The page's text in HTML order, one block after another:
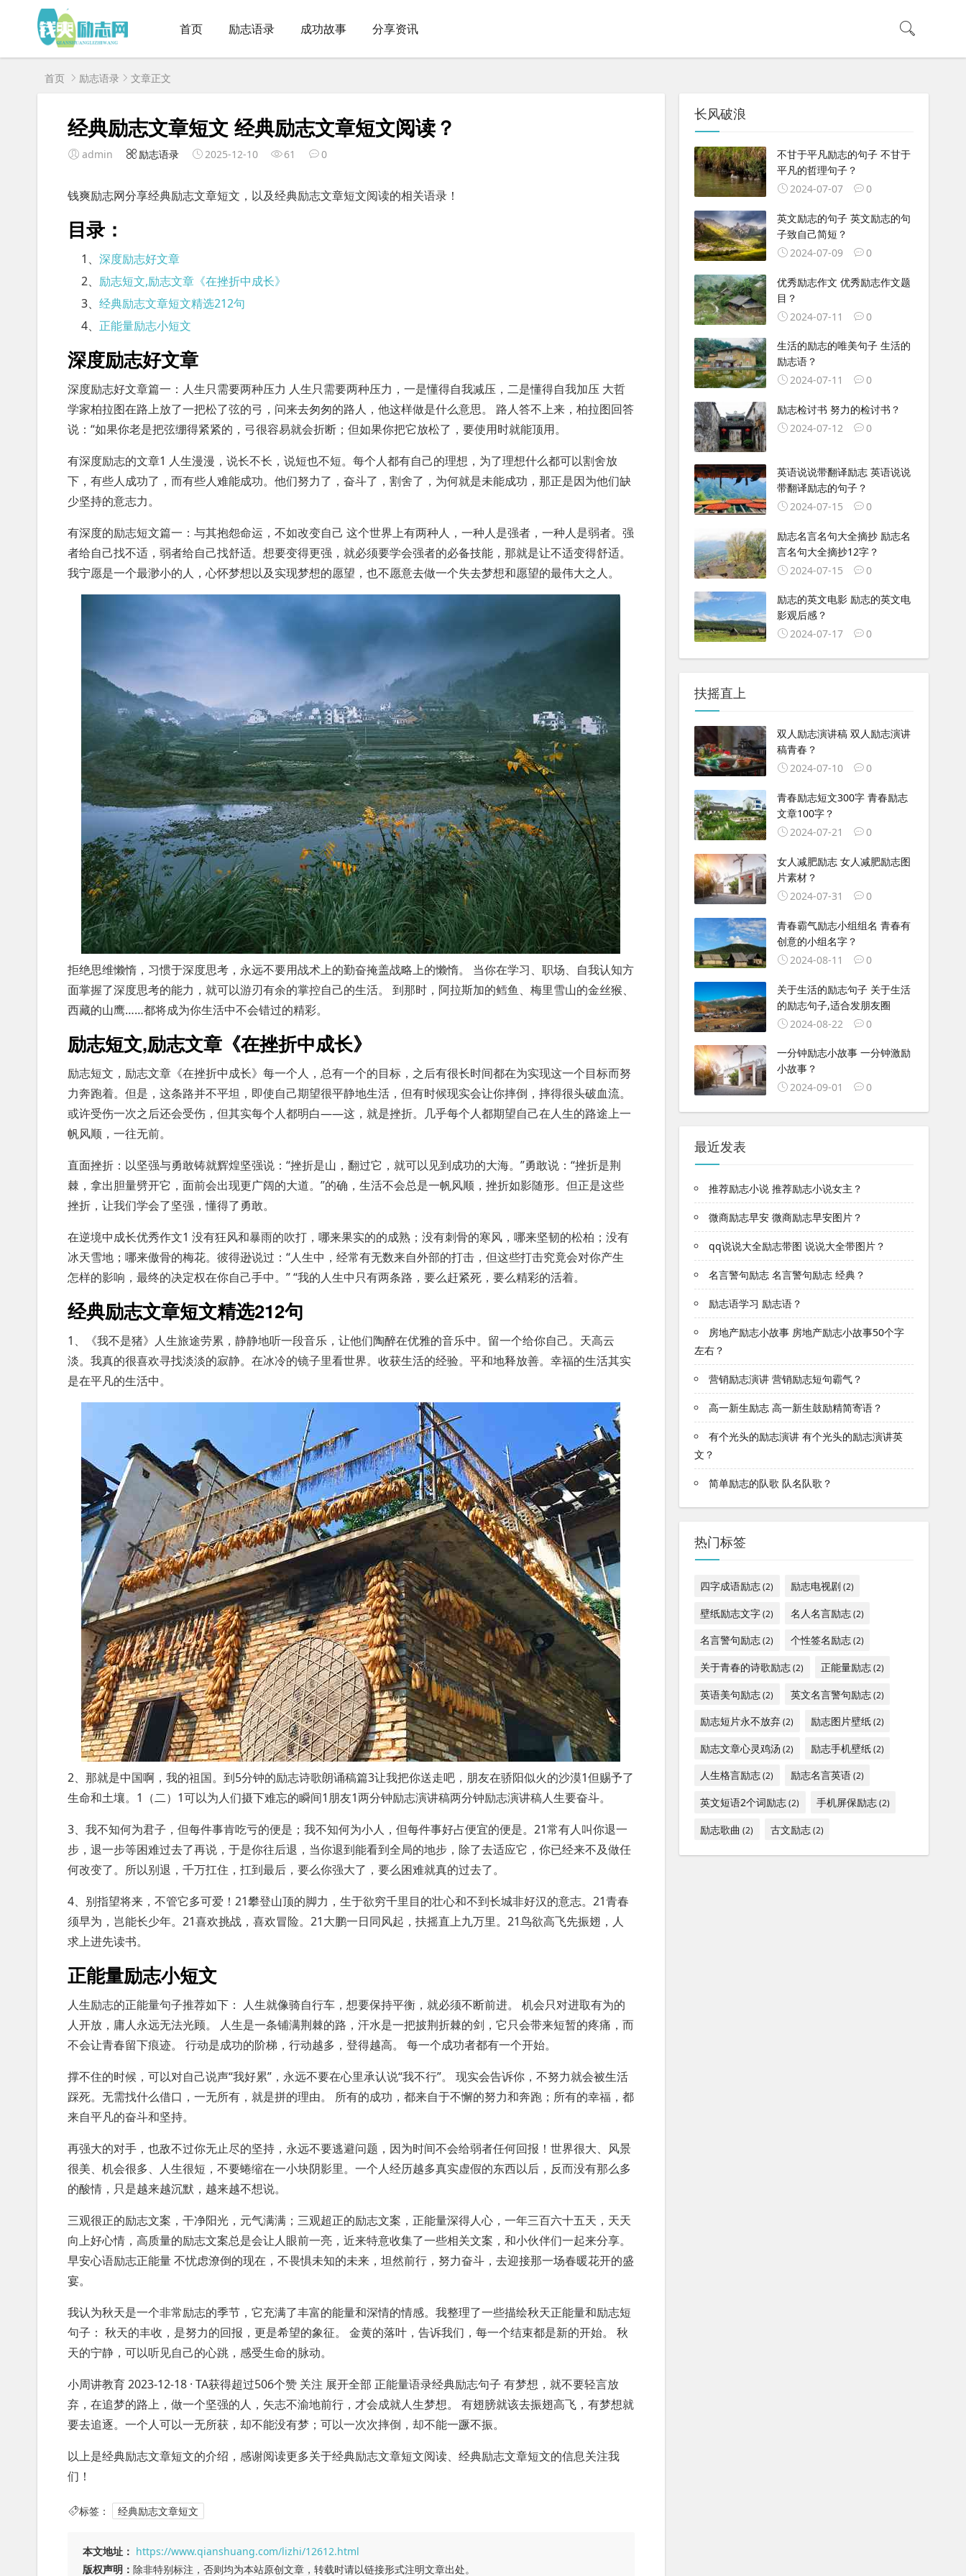
首页 励志语录 成功故事 分享资讯
首页 励志语录 文章正文
经典励志文章短文 经典励志文章短文阅读？
admin 励志语录 2025-12-10 61 0
钱爽励志网分享经典励志文章短文，以及经典励志文章短文阅读的相关语录！
目录：
1、深度励志好文章
2、 励志短文,励志文章《在挫折中成长》
3、经典励志文章短文精选212句
4、 正能量励志小短文
深度励志好文章
深度励志好文章篇一：人生只需要两种压力 人生只需要两种压力，一是懂得自我减压，二是懂得自我加压 大哲
学家柏拉图在路上放了一把松了弦的弓，问来去匆匆的路人，他这样做是什么意思。 路人答不上来，柏拉图回答
说：“如果你老是把弦绷得紧紧的，弓很容易就会折断；但如果你把它放松了，要使用时就能顶用。
有深度励志的文章1 人生漫漫，说长不长，说短也不短。每个人都有自己的理想，为了理想什么都可以割舍放
下，有些人成功了，而有些人难能成功。他们努力了，奋斗了，割舍了，为何就是未能成功，那正是因为他们缺
少坚持的意志力。
有深度的励志短文篇一：与其抱怨命运，不如改变自己 这个世界上有两种人，一种人是强者，一种人是弱者。强
者给自己找不适，弱者给自己找舒适。想要变得更强，就必须要学会强者的必备技能，那就是让不适变得舒适。
我宁愿是一个最渺小的人，心怀梦想以及实现梦想的愿望，也不愿意去做一个失去梦想和愿望的最伟大之人。
拒绝思维懒惰，习惯于深度思考，永远不要用战术上的勤奋掩盖战略上的懒惰。 当你在学习、职场、自我认知方
面掌握了深度思考的能力，就可以游刃有余的掌控自己的生活。 到那时，阿拉斯加的鳕鱼、梅里雪山的金丝猴、
西藏的山鹰……都将成为你生活中不会错过的精彩。
励志短文,励志文章《在挫折中成长》
励志短文，励志文章《在挫折中成长》每一个人，总有一个的目标，之后有很长时间都在为实现这一个目标而努
力奔跑着。但是，这条路并不平坦，即使自己期望很平静地生活，但有时候现实会让你摔倒，摔得很头破血流。
或许受伤一次之后还会受伤，但其实每个人都明白——这，就是挫折。几乎每个人都期望自己在人生的路途上一
帆风顺，一往无前。
直面挫折：以坚强与勇敢铸就辉煌坚强说：“挫折是山，翻过它，就可以见到成功的大海。”勇敢说：“挫折是荆
棘，拿出胆量劈开它，面前会出现更广阔的大道。”的确，生活不会总是一帆风顺，挫折如影随形。但正是这些
挫折，让我们学会了坚强，懂得了勇敢。
在逆境中成长优秀作文1 没有狂风和暴雨的吹打，哪来果实的的成熟；没有刺骨的寒风，哪来坚韧的松柏；没有
冰天雪地；哪来傲骨的梅花。彼得逊说过：“人生中，经常有无数来自外部的打击，但这些打击究竟会对你产生
怎样的影响，最终的决定权在你自己手中。” “我的人生中只有两条路，要么赶紧死，要么精彩的活着。
经典励志文章短文精选212句
1、《我不是猪》人生旅途劳累，静静地听一段音乐，让他们陶醉在优雅的音乐中。留一个给你自己。天高云
淡。我真的很喜欢寻找淡淡的寂静。在冰冷的镜子里看世界。收获生活的经验。平和地释放善。幸福的生活其实
是在平凡的生活中。
2、那就是中国啊，我的祖国。到5分钟的励志诗歌朗诵稿篇3让我把你送走吧，朋友在骄阳似火的沙漠1但赐予了
生命和土壤。1（二）1可以为人们摄下难忘的瞬间1朋友1两分钟励志演讲稿两分钟励志演讲稿人生要奋斗。
3、我不知何为君子，但每件事肯吃亏的便是；我不知何为小人，但每件事好占便宜的便是。21常有人叫你退一
步，退一步等困难过去了再说，于是你往后退，当你退到能看到全局的地步，除了去适应它，你已经来不及做任
何改变了。所以别退，千万扛住，扛到最后，要么你强大了，要么困难就真的过去了。
4、别指望将来，不管它多可爱！21攀登山顶的脚力，生于欲穷千里目的壮心和不到长城非好汉的意志。21青春
须早为，岂能长少年。21喜欢挑战，喜欢冒险。21大鹏一日同风起，扶摇直上九万里。21鸟欲高飞先振翅，人
求上进先读书。
正能量励志小短文
人生励志的正能量句子推荐如下： 人生就像骑自行车，想要保持平衡，就必须不断前进。 机会只对进取有为的
人开放，庸人永远无法光顾。 人生是一条铺满荆棘的路，汗水是一把披荆折棘的剑，它只会带来短暂的疼痛，而
不会让青春留下痕迹。 行动是成功的阶梯，行动越多，登得越高。 每一个成功者都有一个开始。
撑不住的时候，可以对自己说声“我好累”，永远不要在心里承认说“我不行”。 现实会告诉你，不努力就会被生活
踩死。无需找什么借口，一无所有，就是拼的理由。 所有的成功，都来自于不懈的努力和奔跑；所有的幸福，都
来自平凡的奋斗和坚持。
再强大的对手，也敌不过你无止尽的坚持，永远不要逃避问题，因为时间不会给弱者任何回报！世界很大、风景
很美、机会很多、人生很短，不要蜷缩在一小块阴影里。一个人经历越多真实虚假的东西以后，反而没有那么多
的酸情，只是越来越沉默，越来越不想说。
三观很正的励志文案，干净阳光，元气满满；三观超正的励志文案，正能量深得人心，一年三百六十五天，天天
向上好心情，高质量的励志文案总是会让人眼前一亮，近来特意收集了一些相关文案，和小伙伴们一起来分享。
早安心语励志正能量 不忧虑潦倒的现在，不畏惧未知的未来，坦然前行，努力奋斗，去迎接那一场春暖花开的盛
宴。
我认为秋天是一个非常励志的季节，它充满了丰富的能量和深情的情感。我整理了一些描绘秋天正能量和励志短
句子： 秋天的丰收，是努力的回报，更是希望的象征。 金黄的落叶，告诉我们，每一个结束都是新的开始。 秋
天的宁静，可以听见自己的心跳，感受生命的脉动。
小周讲教育 2023-12-18 · TA获得超过506个赞 关注 展开全部 正能量语录经典励志句子 有梦想，就不要轻言放
弃，在追梦的路上，做一个坚强的人，矢志不渝地前行，才会成就人生梦想。 有翅膀就该去振翅高飞，有梦想就
要去追逐。一个人可以一无所获，却不能没有梦；可以一次次摔倒，却不能一蹶不振。
以上是经典励志文章短文的介绍，感谢阅读更多关于经典励志文章短文阅读、经典励志文章短文的信息关注我
们！
标签： 经典励志文章短文
本文地址： https://www.qianshuang.com/lizhi/12612.html
版权声明： 除非特别标注，否则均为本站原创文章，转载时请以链接形式注明文章出处。
长风破浪
不甘于平凡励志的句子 不甘于
平凡的哲理句子？
2024-07-07
0
英文励志的句子 英文励志的句
子致自己简短？
2024-07-09
0
优秀励志作文 优秀励志作文题
目？
2024-07-11
0
生活的励志的唯美句子 生活的
励志语？
2024-07-11
0
励志检讨书 努力的检讨书？
2024-07-12
0
英语说说带翻译励志 英语说说
带翻译励志的句子？
2024-07-15
0
励志名言名句大全摘抄 励志名
言名句大全摘抄12字？
2024-07-15
0
励志的英文电影 励志的英文电
影观后感？
2024-07-17
0
扶摇直上
双人励志演讲稿 双人励志演讲
稿青春？
2024-07-10
0
青春励志短文300字 青春励志
文章100字？
2024-07-21
0
女人减肥励志 女人减肥励志图
片素材？
2024-07-31
0
青春霸气励志小组组名 青春有
创意的小组名字？
2024-08-11
0
关于生活的励志句子 关于生活
的励志句子,适合发朋友圈
2024-08-22
0
一分钟励志小故事 一分钟激励
小故事？
2024-09-01
0
最近发表
推荐励志小说 推荐励志小说女主？
微商励志早安 微商励志早安图片？
qq说说大全励志带图 说说大全带图片？
名言警句励志 名言警句励志 经典？
励志语学习 励志语？
房地产励志小故事 房地产励志小故事50个字
左右？
营销励志演讲 营销励志短句霸气？
高一新生励志 高一新生鼓励精简寄语？
有个光头的励志演讲 有个光头的励志演讲英
文？
简单励志的队歌 队名队歌？
热门标签
四字成语励志(2) 励志电视剧(2)
壁纸励志文字(2) 名人名言励志(2)
名言警句励志(2) 个性签名励志(2)
关于青春的诗歌励志(2) 正能量励志(2)
英语美句励志(2) 英文名言警句励志(2)
励志短片永不放弃(2) 励志图片壁纸(2)
励志文章心灵鸡汤 (2) 励志手机壁纸(2)
人生格言励志(2) 励志名言英语(2)
英文短语2个词励志(2) 手机屏保励志(2)
励志歌曲 (2) 古文励志(2)